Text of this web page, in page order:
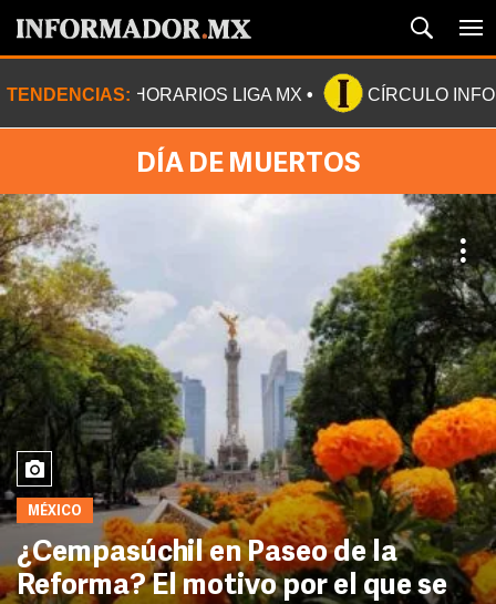
TENDENCIAS: HORARIOS LIGA MX CÍRCULO
DÍA DE MUERTOS
MÉXICO
¿Cempasúchil en Paseo de la
Reforma? El motivo por el que se